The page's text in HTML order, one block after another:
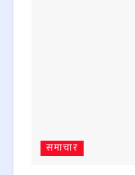
समाचार